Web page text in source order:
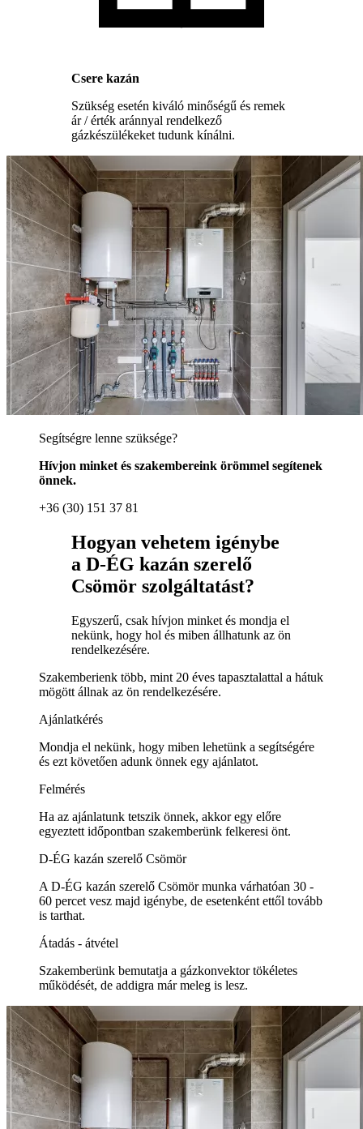
Csere kazán
Szükség esetén kiváló minőségű és remek
ár / érték aránnyal rendelkező
gázkészülékeket tudunk kínálni.
Segítségre lenne szüksége?
Hívjon minket és szakembereink örömmel segítenek
önnek.
+36 (30) 151 37 81
Hogyan vehetem igénybe
a D-ÉG kazán szerelő
Csömör szolgáltatást?
Egyszerű, csak hívjon minket és mondja el
nekünk, hogy hol és miben állhatunk az ön
rendelkezésére.
Szakemberienk több, mint 20 éves tapasztalattal a hátuk
mögött állnak az ön rendelkezésére.
Ajánlatkérés
Mondja el nekünk, hogy miben lehetünk a segítségére
és ezt követően adunk önnek egy ajánlatot.
Felmérés
Ha az ajánlatunk tetszik önnek, akkor egy előre
egyeztett időpontban szakemberünk felkeresi önt.
D-ÉG kazán szerelő Csömör
A D-ÉG kazán szerelő Csömör munka várhatóan 30 -
60 percet vesz majd igénybe, de esetenként ettől tovább
is tarthat.
Átadás - átvétel
Szakemberünk bemutatja a gázkonvektor tökéletes
működését, de addigra már meleg is lesz.